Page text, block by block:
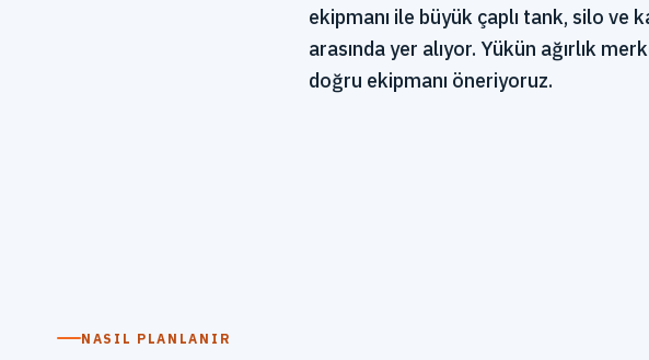
ekipmanı ile büyük çaplı tank, silo
arasında yer alıyor. Yükün ağırlık
doğru ekipmanı öneriyoruz.
NASIL PLANLANIR